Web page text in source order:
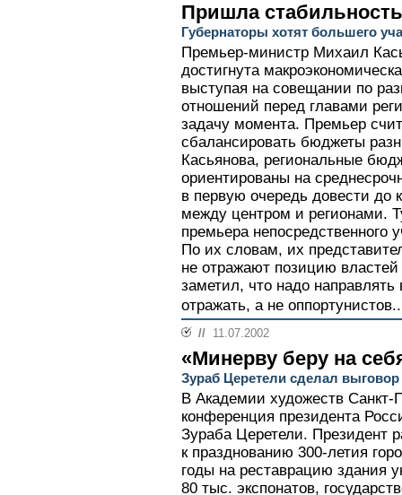
Пришла
Губернаторы хотят большего
Премьер-министр Михаил
достигнута
выступая на совещании по
отношений перед главами
задачу момента. Премьер
сбалансировать бюджеты
Касьянова, региональные
ориентированы на
в первую очередь довести до
между центром и регионами.
премьера непосредственного
По их словам, их
не отражают позицию
заметил, что надо направлять
отражать, а не
// 11.07.2002
«Минерву беру на
Зураб Церетели сделал выговор
В Академии художеств Санкт-
конференция президента
Зураба Церетели. Президент
к празднованию 300-летия
годы на реставрацию здания
80 тыс. экспонатов,